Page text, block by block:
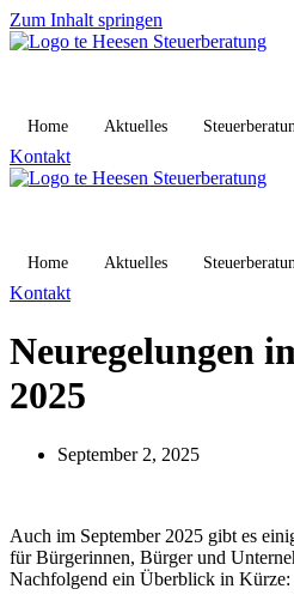
Zum Inhalt springen
Home Aktuelles
Kontakt
Home Aktuelles
Kontakt
Neuregelungen
2025
September 2, 2025
Auch im September 2025 gibt es
für Bürgerinnen, Bürger und
Nachfolgend ein Überblick in Kürze: